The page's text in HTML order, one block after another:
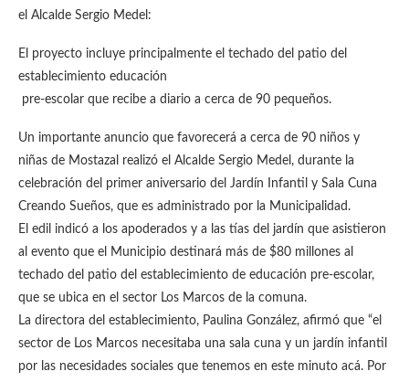
el Alcalde Sergio Medel:
El proyecto incluye principalmente el techado del patio del
establecimiento educación
pre-escolar que recibe a diario a cerca de 90 pequeños.
Un importante anuncio que favorecerá a cerca de 90 niños y
niñas de Mostazal realizó el Alcalde Sergio Medel, durante la
celebración del primer aniversario del Jardín Infantil y Sala Cuna
Creando Sueños, que es administrado por la Municipalidad.
El edil indicó a los apoderados y a las tías del jardín que asistieron
al evento que el Municipio destinará más de $80 millones al
techado del patio del establecimiento de educación pre-escolar,
que se ubica en el sector Los Marcos de la comuna.
La directora del establecimiento, Paulina González, afirmó que “el
sector de Los Marcos necesitaba una sala cuna y un jardín infantil
por las necesidades sociales que tenemos en este minuto acá. Por